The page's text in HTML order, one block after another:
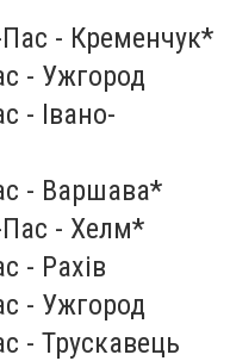
- Кременчук*
- Ужгород
- Івано-
- Варшава*
Пас - Хелм*
- Рахів
- Ужгород
- Трускавець